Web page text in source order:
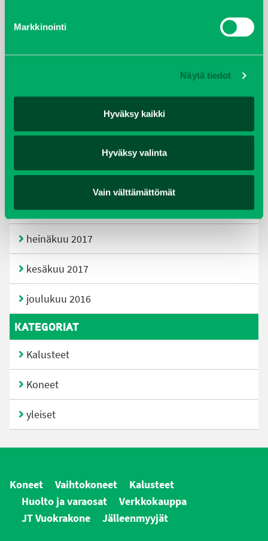
Markkinointi
Näytä tiedot
Hyväksy kaikki
Hyväksy valinta
Vain välttämättömät
helmikuu 2020
joulukuu 2019
tammikuu 2018
joulukuu 2017
heinäkuu 2017
kesäkuu 2017
joulukuu 2016
KATEGORIAT
Kalusteet
Koneet
yleiset
Koneet Vaihtokoneet
Kalusteet
Huolto ja varaosat
Verkkokauppa
JT Vuokrakone
Jälleenmyyjät